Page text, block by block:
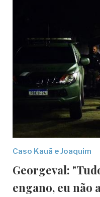
Caso Kauã e Joaquim
Georgeval:
engano, eu não